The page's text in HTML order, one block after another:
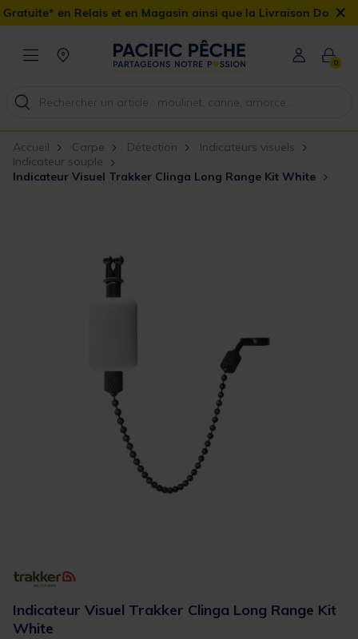
et en Magasin ainsi que la Livraison Domicile offerte dès×
0
Accueil Carpe Détection
Indicateurs visuels
Indicateur souple
Indicateur Visuel Trakker Clinga Long Range Kit White
Indicateur Visuel Trakker Clinga Long Range Kit
White